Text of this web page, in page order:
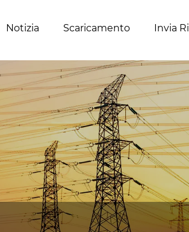
Notizia Scaricamento Invia